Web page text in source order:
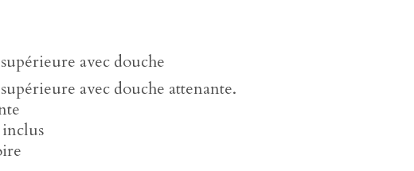
avec douche
avec douche attenante.